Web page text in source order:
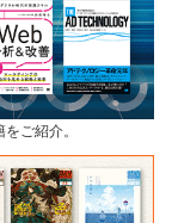
ご紹介。